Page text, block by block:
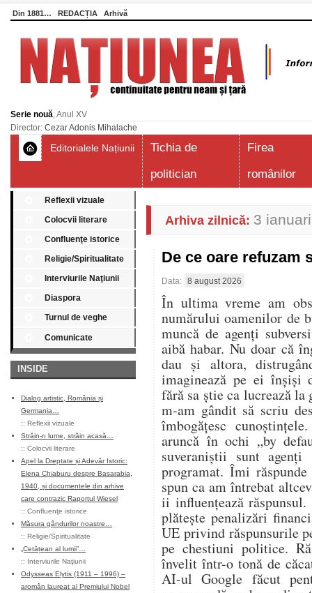
Din 1881… REDACȚIA Arhivă
Serie nouă, Anul XV
Director: Cezar Adonis Mihalache
Editorialele Națiunii
Tichia de
politician
Firea
românilor
Reflexii vizuale
Colocvii literare
Confluenţe istorice
Religie/Spiritualitate
Interviurile Naţiunii
Diaspora
Turnul de veghe
Comunicate
INSIDE
Dialog artistic, România și
Germania…
:: Reflexii vizuale
Străin-n lume, străin acasă…
:: Colocvii literare
Apel la Dreptate și Adevăr Istoric:
Elena Chiaburu despre Basarabia,
1940, și documentele din arhive
care contrazic Raportul Wiesel
:: Confluenţe istorice
Măsura gândurilor noastre…
:: Religie/Spiritualitate
„Cetățean al lumii”…
:: Interviurile Naţiunii
Odysseas Elytis (1911 – 1996) –
aromân laureat al Premiului Nobel
Arhiva zilnică: 3
De ce oare
Data: 8 august 2026
În ultima vreme am
numărului oamenilor de
muncă de agenți
aibă habar. Nu doar că
dau și altora,
imaginează pe ei înșiși
fără sa știe ca lucrează
m-am gândit să scriu
îmbogățesc
aruncă în ochi „by
suveraniștii sunt
programat. Îmi
spun ca am întrebat
ii influențează
plătește penalizări
UE privind răspunsurile
pe chestiuni politice.
învelit într-o tonă de
AI-ul Google făcut